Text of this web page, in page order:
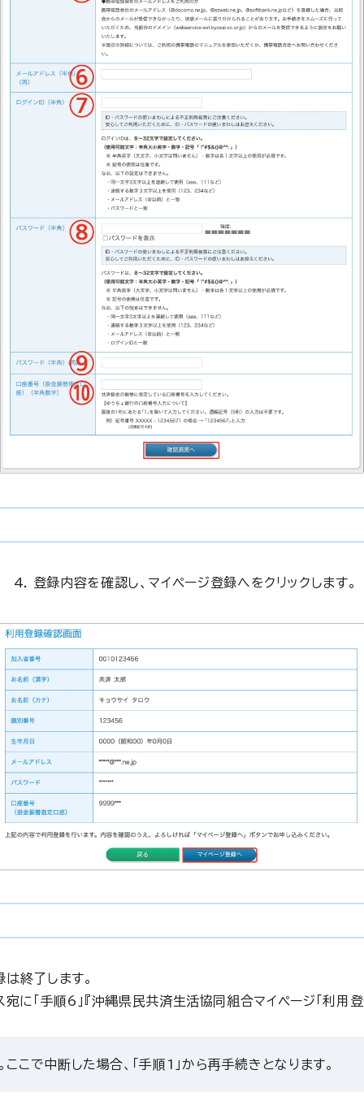
登録内容を確認し、 マイページ登録へをクリックします。
終了します。
に「手順6」『沖縄県民共済生活協同組合マイページ「利用
こで中断した場合、「手順1」から再手続きとなります。